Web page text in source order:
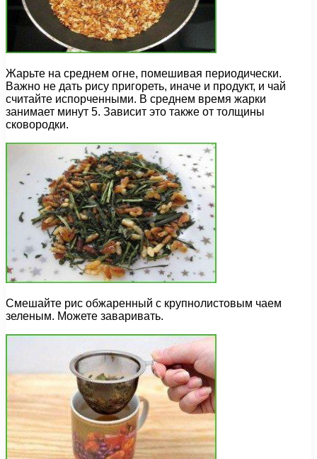
Жарьте на среднем огне, помешивая периодически.
Важно не дать рису пригореть, иначе и продукт, и чай
считайте испорченными. В среднем время жарки
занимает минут 5. Зависит это также от толщины
сковородки.
Смешайте рис обжаренный с крупнолистовым чаем
зеленым. Можете заваривать.